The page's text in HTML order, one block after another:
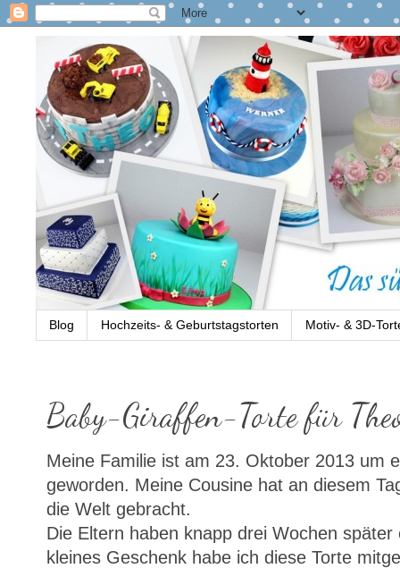
Blog Hochzeits- & Geburtstagstorten Motiv- & 3D-
Baby-Giraffen-Torte für
Meine Familie ist am 23. Oktober 2013 um
geworden. Meine Cousine hat an diesem
die Welt gebracht.
Die Eltern haben knapp drei Wochen
kleines Geschenk habe ich diese Torte